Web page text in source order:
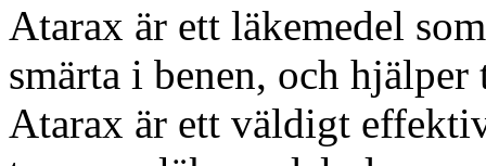
Atarax är ett läkemedel
smärta i benen, och
Atarax är ett väldigt